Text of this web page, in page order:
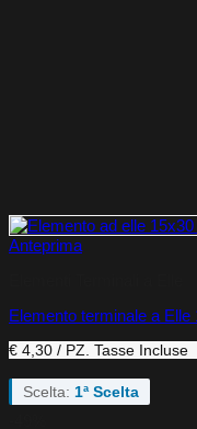
Anteprima
Elemento terminale a Elle
€ 4,30 / PZ. Tasse Incluse
Scelta: 1ª Scelta